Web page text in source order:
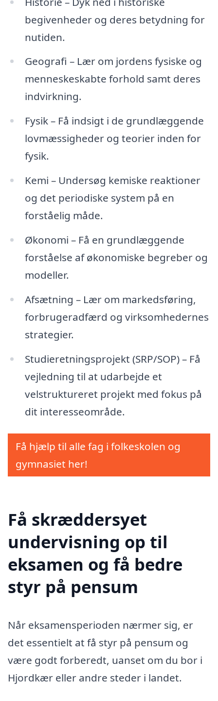
begivenheder og deres betydning for
nutiden.
Geografi – Lær om jordens fysiske og
menneskeskabte forhold samt deres
indvirkning.
Fysik – Få indsigt i de grundlæggende
lovmæssigheder og teorier inden for
fysik.
Kemi – Undersøg kemiske reaktioner
og det periodiske system på en
forståelig måde.
Økonomi – Få en grundlæggende
forståelse af økonomiske begreber og
modeller.
Afsætning – Lær om markedsføring,
forbrugeradfærd og virksomhedernes
strategier.
Studieretningsprojekt (SRP/SOP) – Få
vejledning til at udarbejde et
velstruktureret projekt med fokus på
dit interesseområde.
Få hjælp til alle fag i folkeskolen og
gymnasiet her!
Få skræddersyet
undervisning op til
eksamen og få bedre
styr på pensum
Når eksamensperioden nærmer sig, er
det essentielt at få styr på pensum og
være godt forberedt, uanset om du bor i
Hjordkær eller andre steder i landet.